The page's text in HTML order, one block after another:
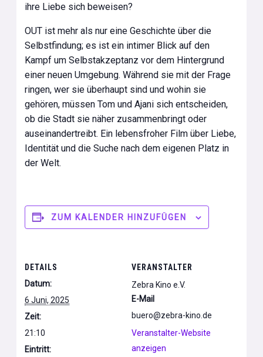
ihre Liebe sich beweisen?
OUT ist mehr als nur eine Geschichte über die
Selbstfindung; es ist ein intimer Blick auf den
Kampf um Selbstakzeptanz vor dem Hintergrund
einer neuen Umgebung. Während sie mit der Frage
ringen, wer sie überhaupt sind und wohin sie
gehören, müssen Tom und Ajani sich entscheiden,
ob die Stadt sie näher zusammenbringt oder
auseinandertreibt. Ein lebensfroher Film über Liebe,
Identität und die Suche nach dem eigenen Platz in
der Welt.
ZUM KALENDER HINZUFÜGEN
DETAILS
Datum:
6 Juni, 2025
Zeit:
21:10
Eintritt:
VERANSTALTER
Zebra Kino e.V.
E-Mail
buero@zebra-kino.de
Veranstalter-Website
anzeigen